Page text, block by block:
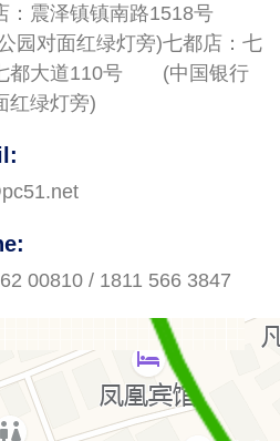
：震泽镇镇南路1518号
园对面红绿灯旁)七都店：七
都大道110号 (中国银行
红绿灯旁)
00810 / 1811 566 3847